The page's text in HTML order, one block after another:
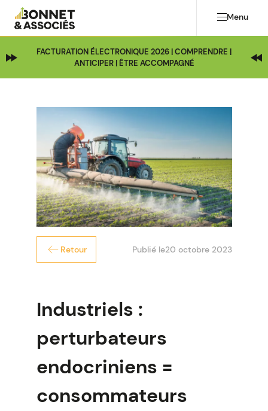
Menu
FACTURATION ÉLECTRONIQUE 2026 | COMPRENDRE |
ANTICIPER | ÊTRE ACCOMPAGNÉ
Retour Publié le20 octobre 2023
Industriels :
perturbateurs
endocriniens =
consommateurs